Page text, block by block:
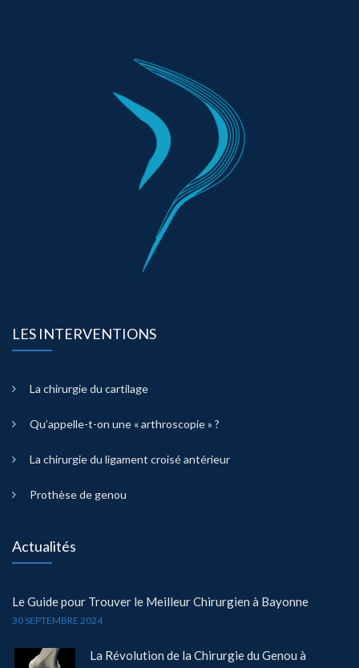
LES INTERVENTIONS
La chirurgie du cartilage
Qu’appelle-t-on une « arthroscopie » ?
La chirurgie du ligament croisé antérieur
Prothèse de genou
Actualités
Le Guide pour Trouver le Meilleur Chirurgien à Bayonne
30 SEPTEMBRE 2024
La Révolution de la Chirurgie du Genou à